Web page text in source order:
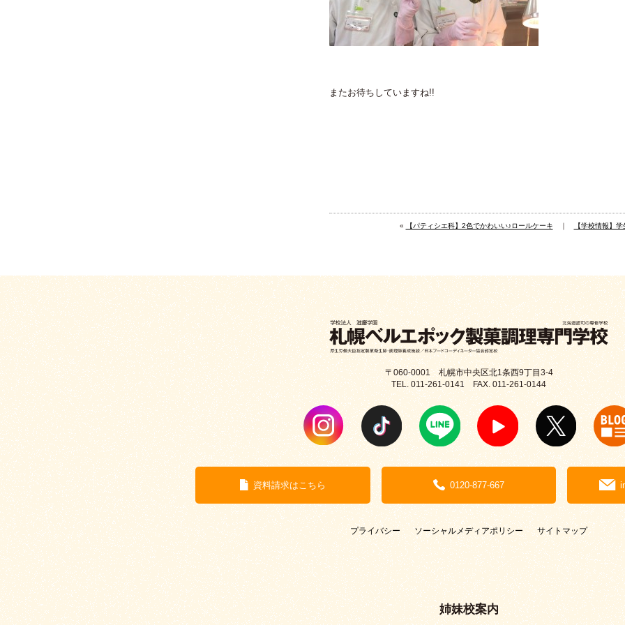
またお待ちしていますね!!
« 【パティシエ科】2色でかわいい♪ロールケーキ ｜ 【学校情報】
〒060-0001 札幌市中央区北1条西9丁目3-4
TEL. 011-261-0141 FAX. 011-261-0144
資料請求はこちら 0120-877-667
プライバシー ソーシャルメディアポリシー サイトマップ
姉妹校案内